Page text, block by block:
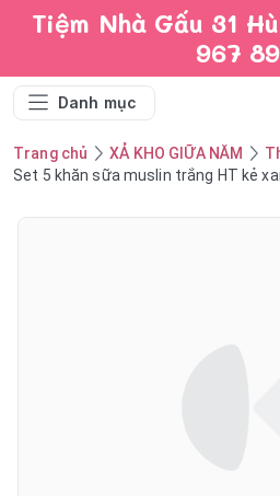
Tiệm Nhà Gấu 31
967
Danh mục
Trang chủ XẢ KHO GIỮA NĂM
Set 5 khăn sữa muslin trắng HT kẻ